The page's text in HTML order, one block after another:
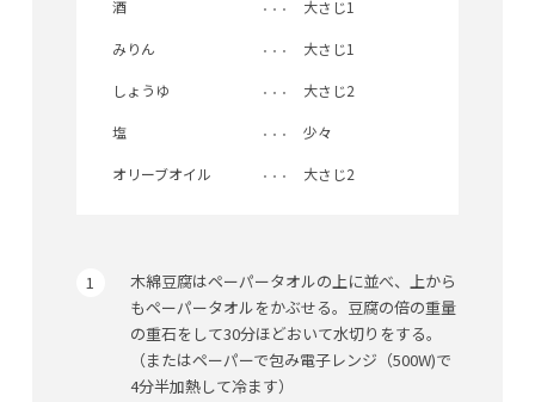
酒 大さじ1
みりん 大さじ1
しょうゆ 大さじ2
塩 少々
オリーブオイル 大さじ2
木綿豆腐はペーパータオルの上に並べ、上から
もペーパータオルをかぶせる。豆腐の倍の重量
の重石をして30分ほどおいて水切りをする。
（またはペーパーで包み電子レンジ（500W)で
4分半加熱して冷ます）